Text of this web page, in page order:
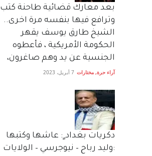
بعد معارك قضائية طاحنة كتب
وترافع فيها بنفسه مرة اخرى..
الشيخ طارق يوسف يقهر
الحكومة الأمريكية ، فأعطوه
الجنسية عن يد وهم صاغرون،
آراء حرة, مختارات 7 أبريل، 2023
دكريات بغداد ٍ: عاشها وكتبها
:وليد رباح – نيوجرسي – الولايات